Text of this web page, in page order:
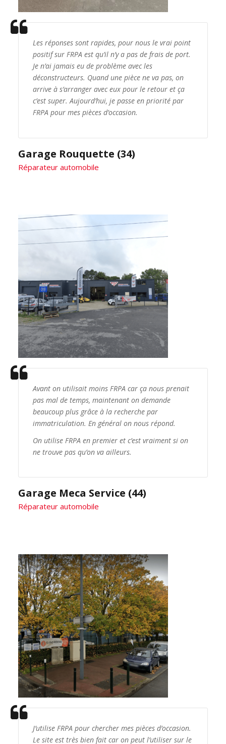
Les réponses sont rapides, pour nous le vrai point
positif sur FRPA est qu’il n’y a pas de frais de port.
Je n’ai jamais eu de problème avec les
déconstructeurs. Quand une pièce ne va pas, on
arrive à s’arranger avec eux pour le retour et ça
c’est super. Aujourd’hui, je passe en priorité par
FRPA pour mes pièces d’occasion.
Garage Rouquette (34)
Réparateur automobile
Avant on utilisait moins FRPA car ça nous prenait
pas mal de temps, maintenant on demande
beaucoup plus grâce à la recherche par
immatriculation. En général on nous répond.
On utilise FRPA en premier et c’est vraiment si on
ne trouve pas qu’on va ailleurs.
Garage Meca Service (44)
Réparateur automobile
J’utilise FRPA pour chercher mes pièces d’occasion.
Le site est très bien fait car on peut l’utiliser sur le